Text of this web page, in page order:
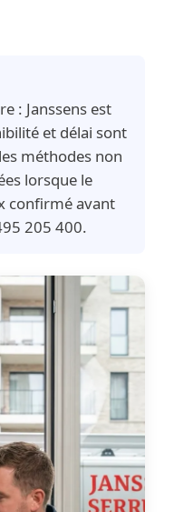
: Janssens est
et délai sont
méthodes non
lorsque le
confirmé avant
205 400.